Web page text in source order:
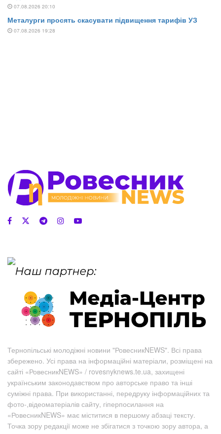
Тернопільські молодіжні новини "РовесникNEWS". Всі права
збережено. Усі права на інформаційні матеріали, розміщені на
сайті «РовесникNEWS» / rovesnyknews.te.ua, захищені
українським законодавством про авторське право та інші
суміжні права. При використанні, передруку інформаційних та
фото-,відеоматеріалів сайту, гіперпосилання на
«РовесникNEWS» має міститися в першому абзаці тексту.
Точка зору редакції може не збігатися з точкою зору автора, а